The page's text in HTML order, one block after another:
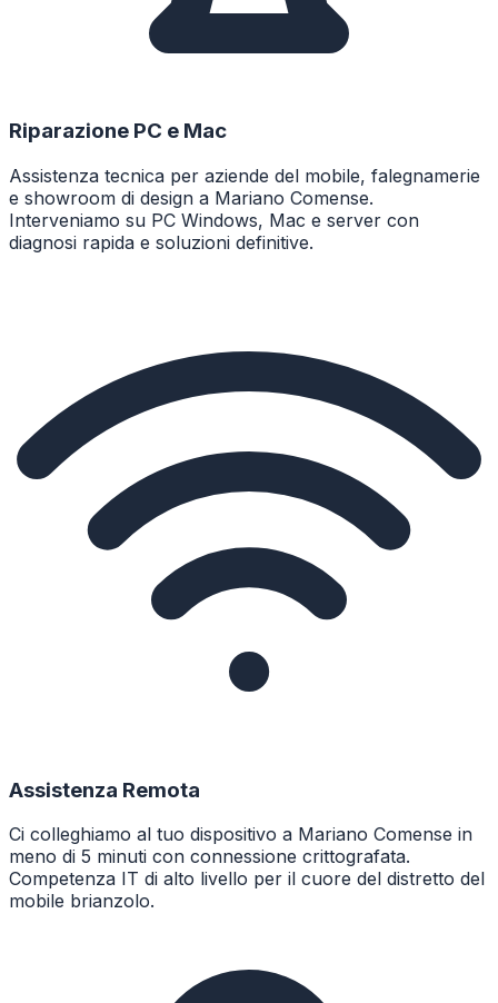
Riparazione PC e Mac
Assistenza tecnica per aziende del mobile, falegnamerie
e showroom di design a Mariano Comense.
Interveniamo su PC Windows, Mac e server con
diagnosi rapida e soluzioni definitive.
Assistenza Remota
Ci colleghiamo al tuo dispositivo a Mariano Comense in
meno di 5 minuti con connessione crittografata.
Competenza IT di alto livello per il cuore del distretto del
mobile brianzolo.